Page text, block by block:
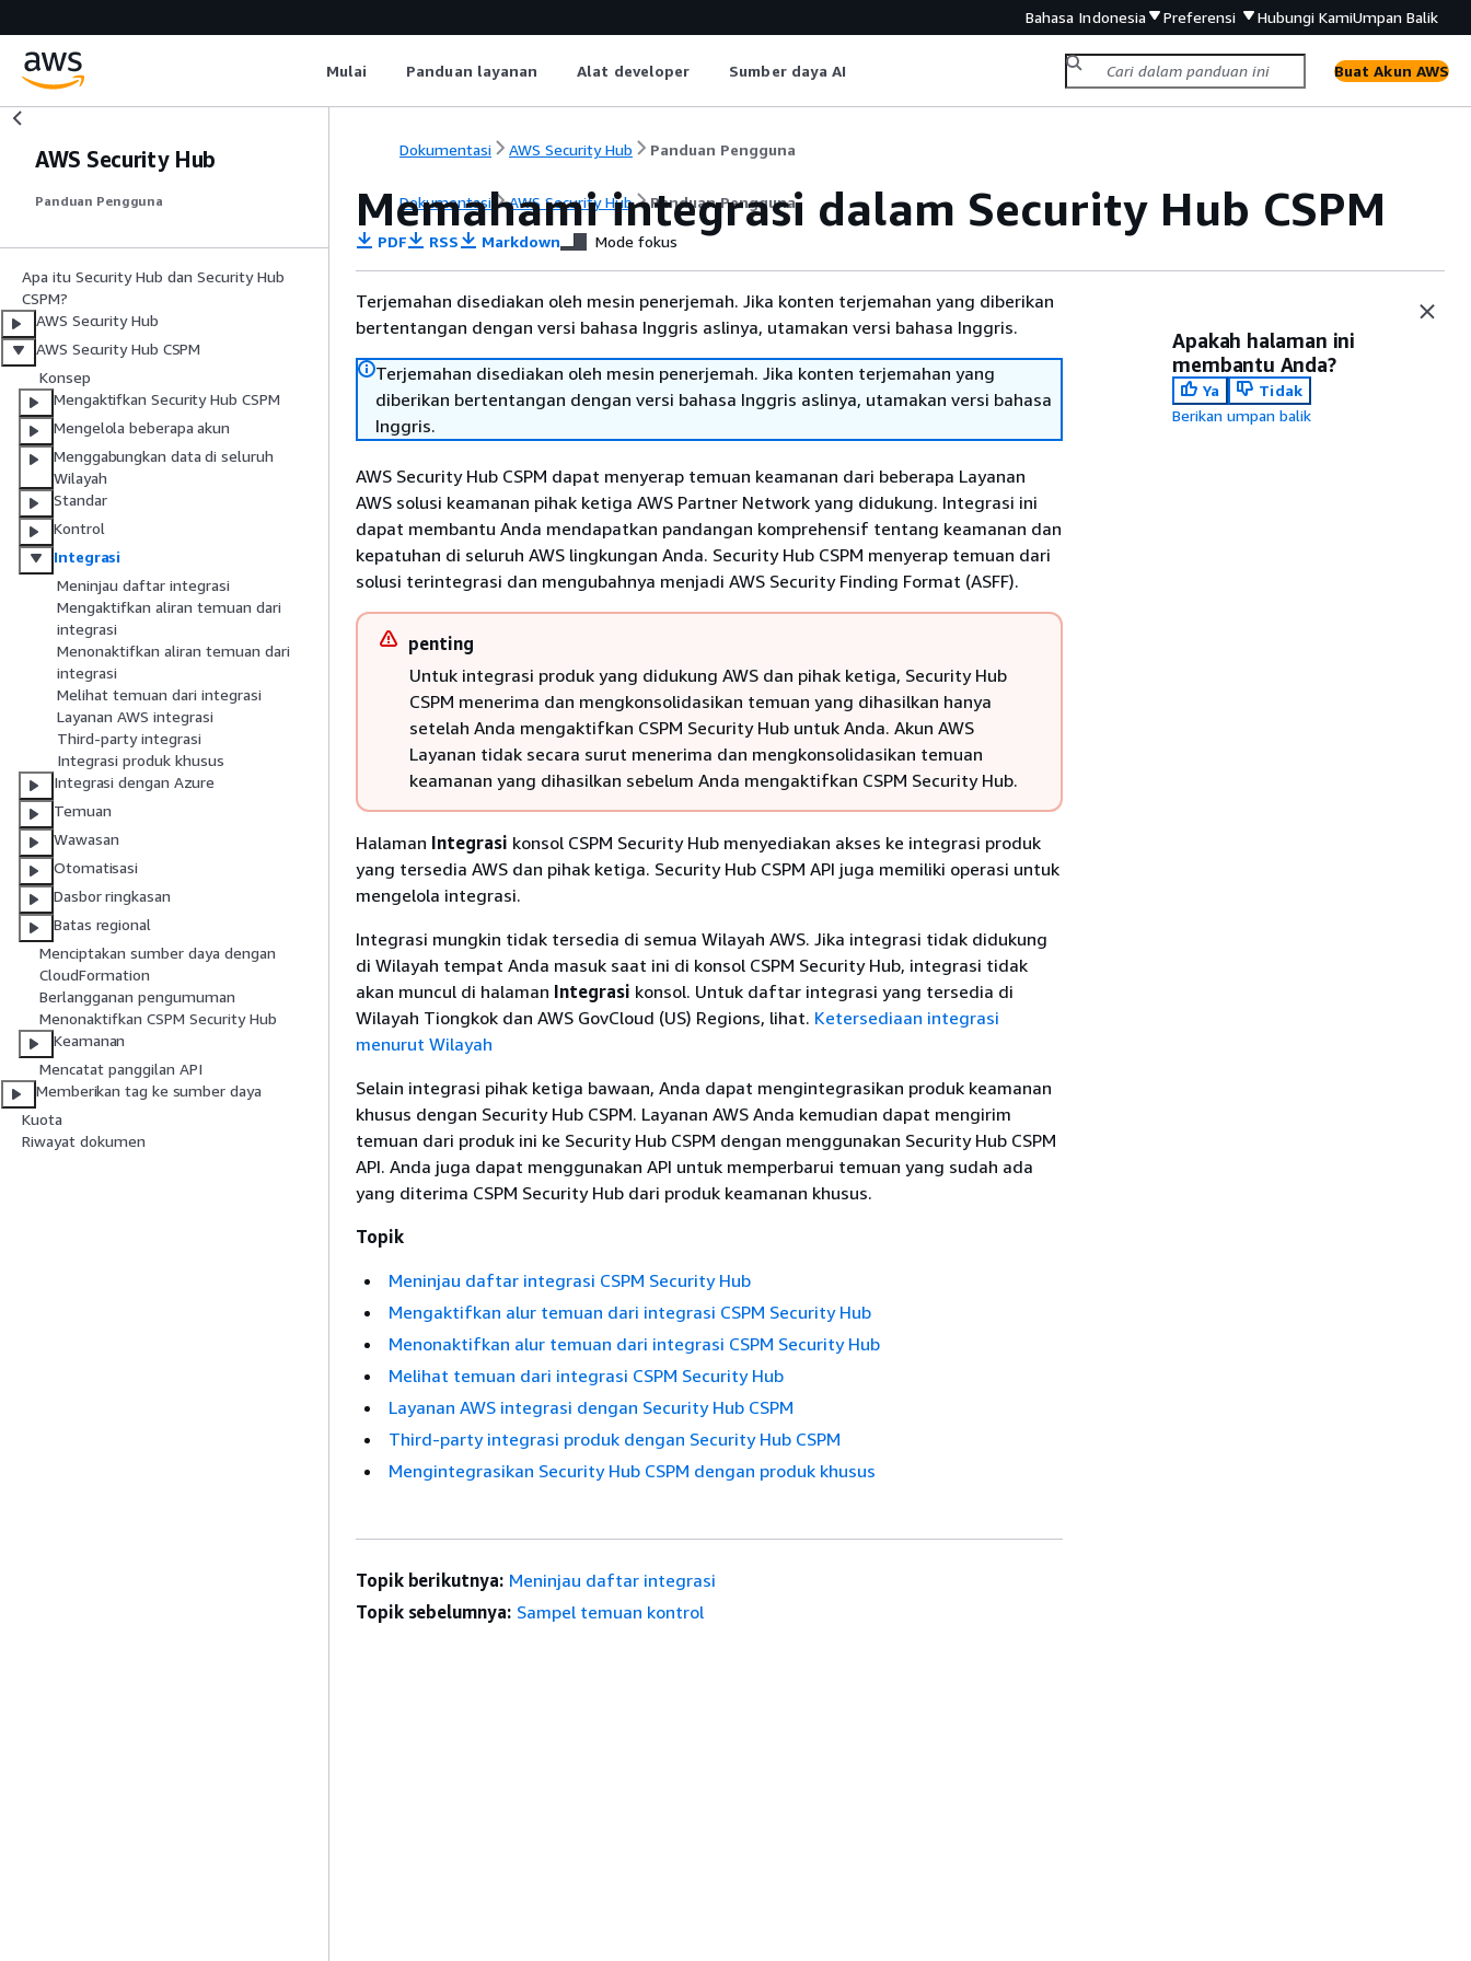
Bahasa Indonesia Preferensi Hubungi KamiUmpan Balik
Mulai Panduan layanan Alat developer Sumber daya AI Buat Akun AWS
AWS Security Hub
Panduan Pengguna
Apa itu Security Hub dan Security Hub
CSPM?
AWS Security Hub
AWS Security Hub CSPM
Konsep
Mengaktifkan Security Hub CSPM
Mengelola beberapa akun
Menggabungkan data di seluruh
Wilayah
Standar
Kontrol
Integrasi
Meninjau daftar integrasi
Mengaktifkan aliran temuan dari
integrasi
Menonaktifkan aliran temuan dari
integrasi
Melihat temuan dari integrasi
Layanan AWS integrasi
Third-party integrasi
Integrasi produk khusus
Integrasi dengan Azure
Temuan
Wawasan
Otomatisasi
Dasbor ringkasan
Batas regional
Menciptakan sumber daya dengan
CloudFormation
Berlangganan pengumuman
Menonaktifkan CSPM Security Hub
Keamanan
Mencatat panggilan API
Memberikan tag ke sumber daya
Kuota
Riwayat dokumen
Dokumentasi AWS Security Hub Panduan Pengguna
Dokumentasi AWS Security Hub Panduan Pengguna
Memahami integrasi dalam Security Hub CSPM
PDF RSS Markdown Mode fokus
Terjemahan disediakan oleh mesin penerjemah. Jika konten terjemahan yang diberikan
bertentangan dengan versi bahasa Inggris aslinya, utamakan versi bahasa Inggris.
Terjemahan disediakan oleh mesin penerjemah. Jika konten terjemahan yang
diberikan bertentangan dengan versi bahasa Inggris aslinya, utamakan versi bahasa
Inggris.
AWS Security Hub CSPM dapat menyerap temuan keamanan dari beberapa Layanan
AWS solusi keamanan pihak ketiga AWS Partner Network yang didukung. Integrasi ini
dapat membantu Anda mendapatkan pandangan komprehensif tentang keamanan dan
kepatuhan di seluruh AWS lingkungan Anda. Security Hub CSPM menyerap temuan dari
solusi terintegrasi dan mengubahnya menjadi AWS Security Finding Format (ASFF).
penting
Untuk integrasi produk yang didukung AWS dan pihak ketiga, Security Hub
CSPM menerima dan mengkonsolidasikan temuan yang dihasilkan hanya
setelah Anda mengaktifkan CSPM Security Hub untuk Anda. Akun AWS
Layanan tidak secara surut menerima dan mengkonsolidasikan temuan
keamanan yang dihasilkan sebelum Anda mengaktifkan CSPM Security Hub.
Halaman Integrasi konsol CSPM Security Hub menyediakan akses ke integrasi produk
yang tersedia AWS dan pihak ketiga. Security Hub CSPM API juga memiliki operasi untuk
mengelola integrasi.
Integrasi mungkin tidak tersedia di semua Wilayah AWS. Jika integrasi tidak didukung
di Wilayah tempat Anda masuk saat ini di konsol CSPM Security Hub, integrasi tidak
akan muncul di halaman Integrasi konsol. Untuk daftar integrasi yang tersedia di
Wilayah Tiongkok dan AWS GovCloud (US) Regions, lihat. Ketersediaan integrasi
menurut Wilayah
Selain integrasi pihak ketiga bawaan, Anda dapat mengintegrasikan produk keamanan
khusus dengan Security Hub CSPM. Layanan AWS Anda kemudian dapat mengirim
temuan dari produk ini ke Security Hub CSPM dengan menggunakan Security Hub CSPM
API. Anda juga dapat menggunakan API untuk memperbarui temuan yang sudah ada
yang diterima CSPM Security Hub dari produk keamanan khusus.
Topik
Meninjau daftar integrasi CSPM Security Hub
Mengaktifkan alur temuan dari integrasi CSPM Security Hub
Menonaktifkan alur temuan dari integrasi CSPM Security Hub
Melihat temuan dari integrasi CSPM Security Hub
Layanan AWS integrasi dengan Security Hub CSPM
Third-party integrasi produk dengan Security Hub CSPM
Mengintegrasikan Security Hub CSPM dengan produk khusus
Apakah halaman ini
membantu Anda?
Ya
Tidak
Berikan umpan balik
Topik berikutnya: Meninjau daftar integrasi
Topik sebelumnya: Sampel temuan kontrol